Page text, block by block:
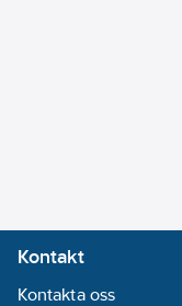
Kontakt
Kontakta oss